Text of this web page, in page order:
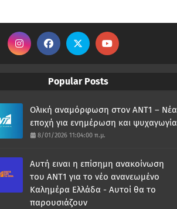
Popular Posts
Ολική αναμόρφωση στον ΑΝΤ1 – Νέα
εποχή για ενημέρωση και ψυχαγωγία
8/01/2026 11:04:00 π.μ.
Αυτή ειναι η επίσημη ανακοίνωση
του ΑΝΤ1 για το νέο ανανεωμένο
Καλημέρα Ελλάδα - Αυτοί θα το
παρουσιάζουν